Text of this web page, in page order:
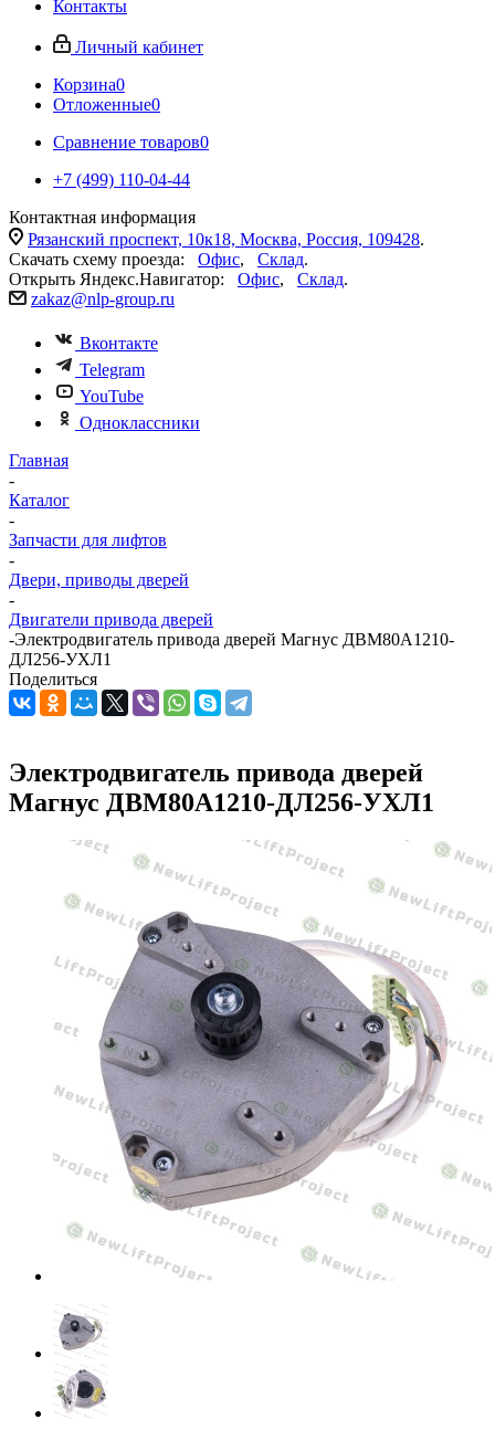
Контакты
Личный кабинет
Корзина0
Отложенные0
Сравнение товаров0
+7 (499) 110-04-44
Контактная информация
Рязанский проспект, 10к18, Москва, Россия, 109428.
Скачать схему проезда: Офис, Склад.
Открыть Яндекс.Навигатор: Офис, Склад.
zakaz@nlp-group.ru
Вконтакте
Telegram
YouTube
Одноклассники
Главная
-
Каталог
-
Запчасти для лифтов
-
Двери, приводы дверей
-
Двигатели привода дверей
-Электродвигатель привода дверей Магнус ДВМ80А1210-
ДЛ256-УХЛ1
Поделиться
Электродвигатель привода дверей
Магнус ДВМ80А1210-ДЛ256-УХЛ1